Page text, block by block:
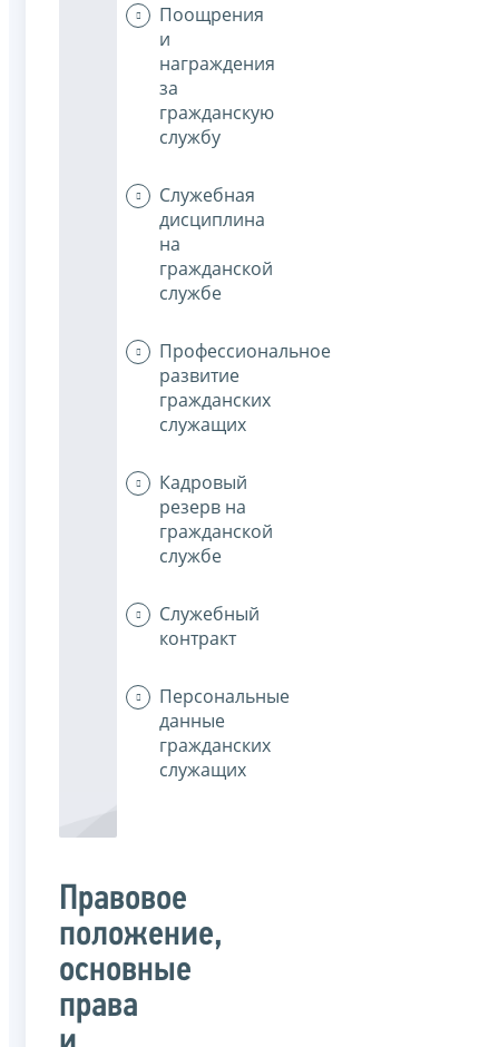
Поощрения
и
награждения
за
гражданскую
службу
Служебная
дисциплина
на
гражданской
службе
Профессиональное
развитие
гражданских
служащих
Кадровый
резерв на
гражданской
службе
Служебный
контракт
Персональные
данные
гражданских
служащих
Правовое
положение,
основные
права